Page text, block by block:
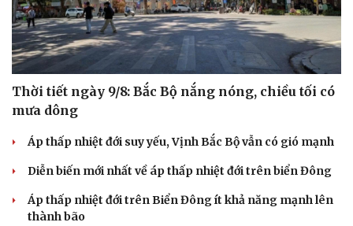
Thời tiết ngày 9/8: Bắc Bộ nắng nóng, chiều tối có
mưa dông
Áp thấp nhiệt đới suy yếu, Vịnh Bắc Bộ vẫn có gió mạnh
Diễn biến mới nhất về áp thấp nhiệt đới trên biển Đông
Áp thấp nhiệt đới trên Biển Đông ít khả năng mạnh lên
thành bão